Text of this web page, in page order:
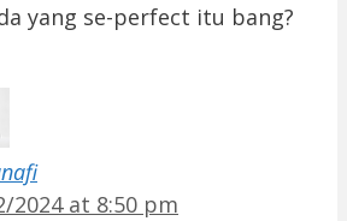
yang se-perfect itu bang?
2024 at 8:50 pm